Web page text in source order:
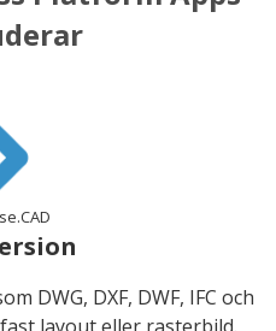
DWG, DXF, DWF, IFC och